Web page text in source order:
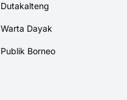
Dutakalteng
Warta Dayak
Publik Borneo